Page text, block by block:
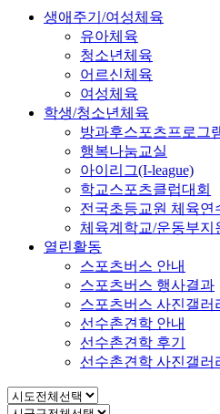
생애주기/여성체육
유아체육
청소년체육
어르신체육
여성체육
학생/청소년체육
방과후스포츠프로그
행복나눔교실
아이리그(I-league)
학교스포츠클럽대회
전국초등교원 체육연
체육계학교/운동부지
열린활동
스포츠버스 안내
스포츠버스 행사결과
스포츠버스 사진갤러
선수촌견학 안내
선수촌견학 후기
선수촌견학 사진갤러